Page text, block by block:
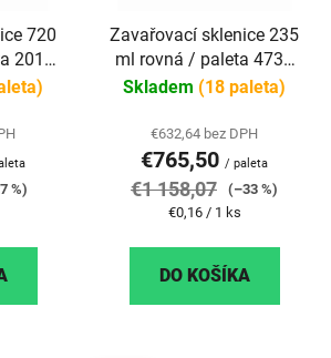
720
2016
%)
Zavařovací sklenice 235
ml rovná / paleta 4732
ks
Skladem (18 paleta)
€632,64 bez DPH
€765,50 / paleta
€1 158,07
(–33 %)
Jednotková
€0,16 / 1 ks
DO KOŠÍKA